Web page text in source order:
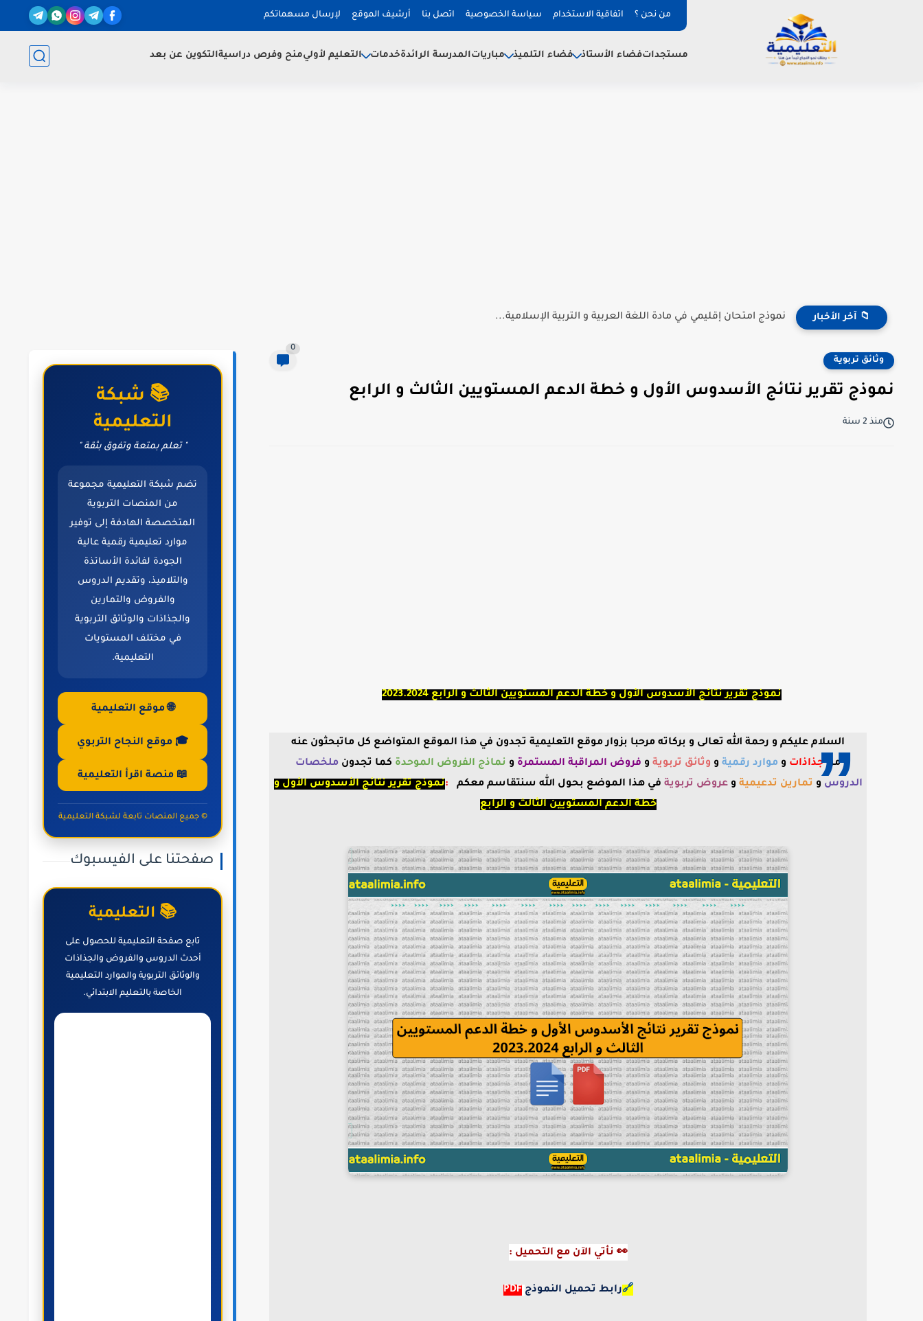
من نحن ؟ اتفاقية الاستخدام سياسة الخصوصية اتصل بنا أرشيف الموقع لإرسال مسهماتكم
مستجداتفضاء الأستاذ فضاء التلميذ مبارياتالمدرسة الرائدةخدمات التعليم لأوليمنح وفرص دراسيةالتكوين عن بعد
📁 آخر الأخبار نموذج امتحان إقليمي في مادة اللغة العربية و التربية الإسلامية...
وثائق تربوية
0
نموذج تقرير نتائج الأسدوس الأول و خطة الدعم المستويين الثالث و الرابع
منذ 2 سنة
نموذج تقرير نتائج الأسدوس الأول و خطة الدعم المستويين الثالث و الرابع 2023.2024
السلام عليكم و رحمة الله تعالى و بركاته مرحبا بزوار موقع التعليمية تجدون في هذا الموقع المتواضع كل ماتبحثون عنه
منجذاذات و موارد رقمية و وثائق تربوية و فروض المراقبة المستمرة و نماذج الفروض الموحدة كما تجدون ملخصات
الدروس و تمارين تدعيمية وعروض تربوية في هذا الموضع بحول الله سنتقاسم معكم :نموذج تقرير نتائج الأسدوس الأول و
خطة الدعم المستويين الثالث و الرابع
👀 نأتي الآن مع التحميل :
🔗رابط تحميل النموذج PDF
📚 شبكة
التعليمية
" تعلم بمتعة وتفوق بثقة "
تضم شبكة التعليمية مجموعة
من المنصات التربوية
المتخصصة الهادفة إلى توفير
موارد تعليمية رقمية عالية
الجودة لفائدة الأساتذة
والتلاميذ، وتقديم الدروس
والفروض والتمارين
والجذاذات والوثائق التربوية
في مختلف المستويات
التعليمية.
🌐 موقع التعليمية
🎓 موقع النجاح التربوي
📖 منصة اقرأ التعليمية
© جميع المنصات تابعة لشبكة التعليمية
صفحتنا على الفيسبوك
📚 التعليمية
تابع صفحة التعليمية للحصول على
أحدث الدروس والفروض والجذاذات
والوثائق التربوية والموارد التعليمية
الخاصة بالتعليم الابتدائي.